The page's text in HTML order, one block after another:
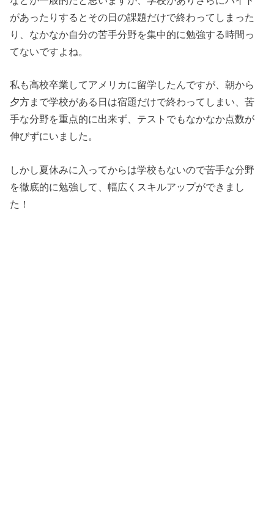
があったりするとその日の課題だけで終わってしまった
り、なかなか自分の苦手分野を集中的に勉強する時間っ
てないですよね。
私も高校卒業してアメリカに留学したんですが、朝から
夕方まで学校がある日は宿題だけで終わってしまい、苦
手な分野を重点的に出来ず、テストでもなかなか点数が
伸びずにいました。
しかし夏休みに入ってからは学校もないので苦手な分野
を徹底的に勉強して、幅広くスキルアップができまし
た！